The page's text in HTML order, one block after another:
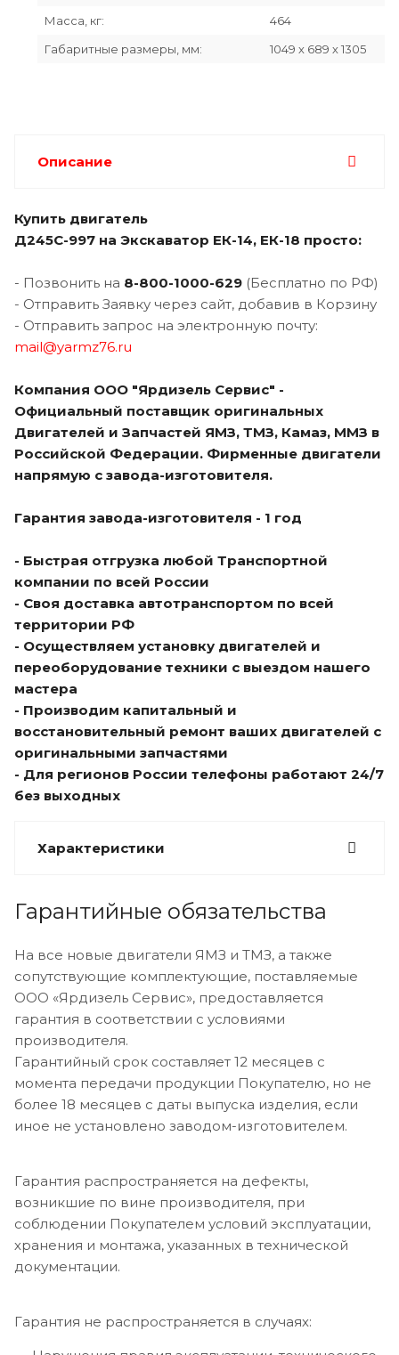
Масса, кг:
464
Габаритные размеры, мм:
1049 х 689 х 1305
Описание
Купить двигатель
Д245С-997 на Экскаватор ЕК-14, ЕК-18 просто:
- Позвонить на 8-800-1000-629 (Бесплатно по РФ)
- Отправить Заявку через сайт, добавив в Корзину
- Отправить запрос на электронную почту:
mail@yarmz76.ru
Компания ООО "Ярдизель Сервис" -
Официальный поставщик оригинальных
Двигателей и Запчастей ЯМЗ, ТМЗ, Камаз, ММЗ в
Российской Федерации. Фирменные двигатели
напрямую с завода-изготовителя.
Гарантия завода-изготовителя - 1 год
- Быстрая отгрузка любой Транспортной
компании по всей России
- Своя доставка автотранспортом по всей
территории РФ
- Осуществляем установку двигателей и
переоборудование техники с выездом нашего
мастера
- Производим капитальный и
восстановительный ремонт ваших двигателей с
оригинальными запчастями
- Для регионов России телефоны работают 24/7
без выходных
Характеристики
Гарантийные обязательства
На все новые двигатели ЯМЗ и ТМЗ, а также
сопутствующие комплектующие, поставляемые
ООО «Ярдизель Сервис», предоставляется
гарантия в соответствии с условиями
производителя.
Гарантийный срок составляет 12 месяцев с
момента передачи продукции Покупателю, но не
более 18 месяцев с даты выпуска изделия, если
иное не установлено заводом-изготовителем.
Гарантия распространяется на дефекты,
возникшие по вине производителя, при
соблюдении Покупателем условий эксплуатации,
хранения и монтажа, указанных в технической
документации.
Гарантия не распространяется в случаях: